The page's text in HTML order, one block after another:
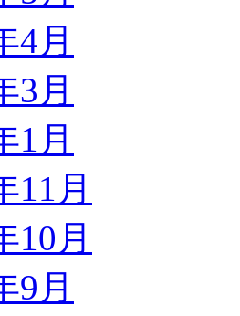
4月
3月
1月
11月
10月
9月